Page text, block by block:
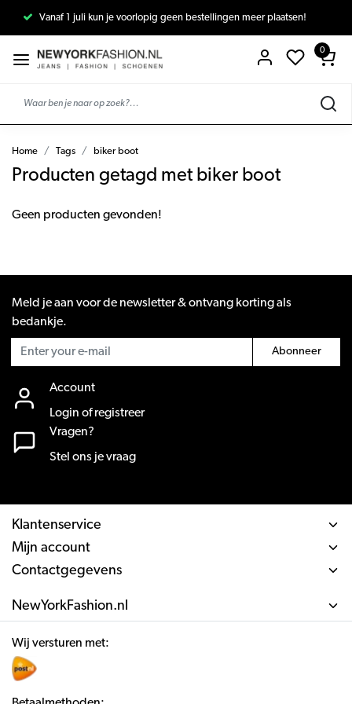
Vanaf 1 juli kun je voorlopig geen bestellingen meer plaatsen!
0
Home Tags biker boot
Producten getagd met biker boot
Geen producten gevonden!
Meld je aan voor de newsletter & ontvang korting als
bedankje.
Abonneer
Account
Login of registreer
Vragen?
Stel ons je vraag
Klantenservice
Mijn account
Contactgegevens
NewYorkFashion.nl
Wij versturen met: